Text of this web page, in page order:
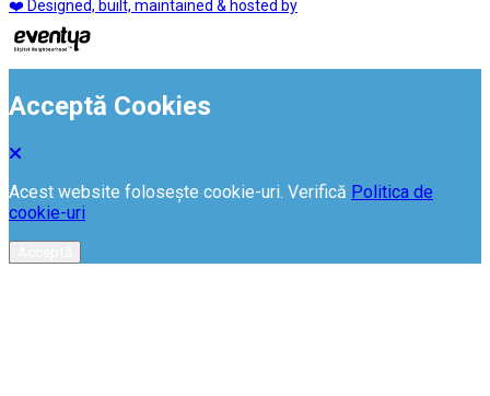
❤️ Designed, built, maintained & hosted by
Acceptă Cookies
Acest website folosește cookie-uri. Verifică Politica de
cookie-uri